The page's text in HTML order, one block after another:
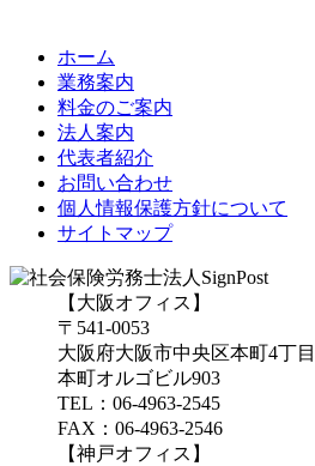
ホーム
業務案内
料金のご案内
法人案内
代表者紹介
お問い合わせ
個人情報保護方針について
サイトマップ
【大阪オフィス】
〒541-0053
大阪府大阪市中央区本町4丁
本町オルゴビル903
TEL：06-4963-2545
FAX：06-4963-2546
【神戸オフィス】